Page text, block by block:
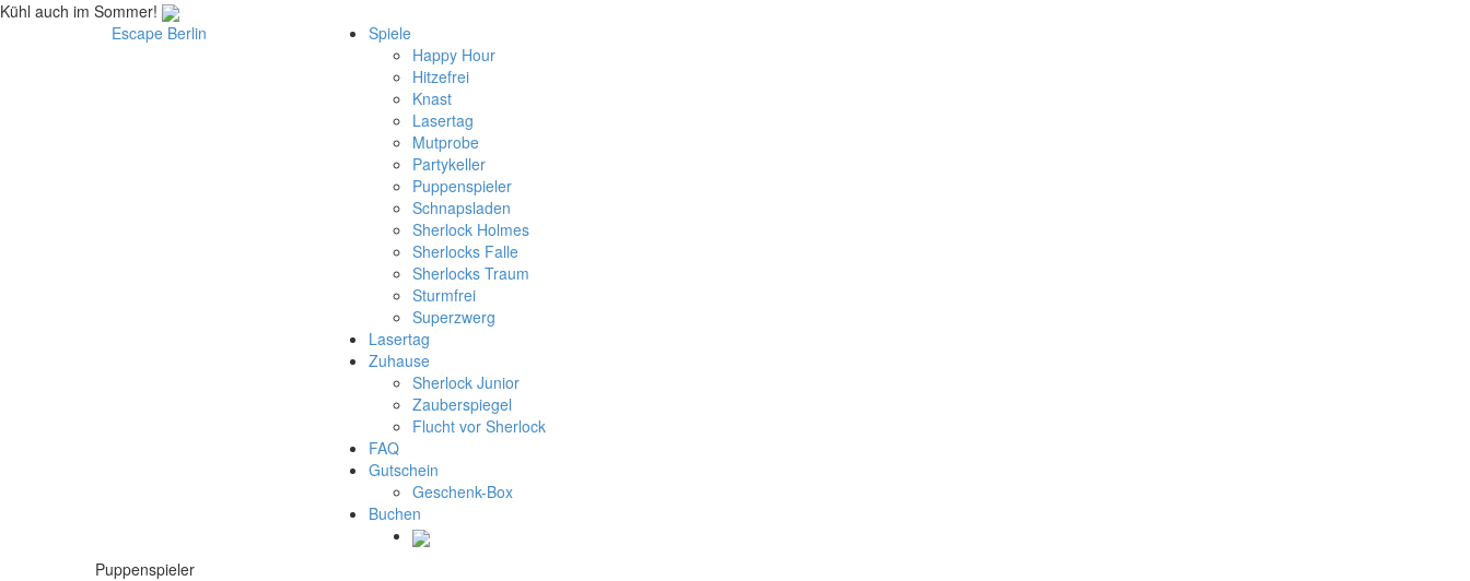
Kühl auch im Sommer!
Escape Berlin
Spiele
Happy Hour
Hitzefrei
Knast
Lasertag
Mutprobe
Partykeller
Puppenspieler
Schnapsladen
Sherlock Holmes
Sherlocks Falle
Sherlocks Traum
Sturmfrei
Superzwerg
Lasertag
Zuhause
Sherlock Junior
Zauberspiegel
Flucht vor Sherlock
FAQ
Gutschein
Geschenk-Box
Buchen
Puppenspieler